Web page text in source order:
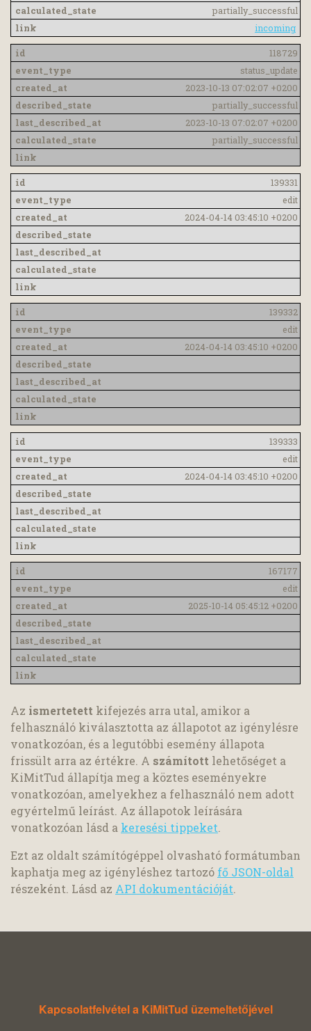
partially_successful
incoming
118729
status_update
2023-10-13 07:02:07 +0200
partially_successful
2023-10-13 07:02:07 +0200
partially_successful
139331
edit
2024-04-14 03:45:10 +0200
139332
edit
2024-04-14 03:45:10 +0200
139333
edit
2024-04-14 03:45:10 +0200
167177
edit
2025-10-14 05:45:12 +0200
Az ismertetett kifejezés arra utal, amikor a
felhasználó kiválasztotta az állapotot az igénylésre
vonatkozóan, és a legutóbbi esemény állapota
frissült arra az értékre. A számított lehetőséget a
KiMitTud állapítja meg a köztes eseményekre
vonatkozóan, amelyekhez a felhasználó nem adott
egyértelmű leírást. Az állapotok leírására
vonatkozóan lásd a keresési tippeket.
Ezt az oldalt számítógéppel olvasható formátumban
kaphatja meg az igényléshez tartozó fő JSON-oldal
részeként. Lásd az API dokumentációját.
Kapcsolatfelvétel a KiMitTud üzemeltetőjével